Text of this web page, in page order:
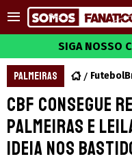
SIGA NOSSO
PALMEIRAS
CBF consegue
Palmeiras e
ideia nos